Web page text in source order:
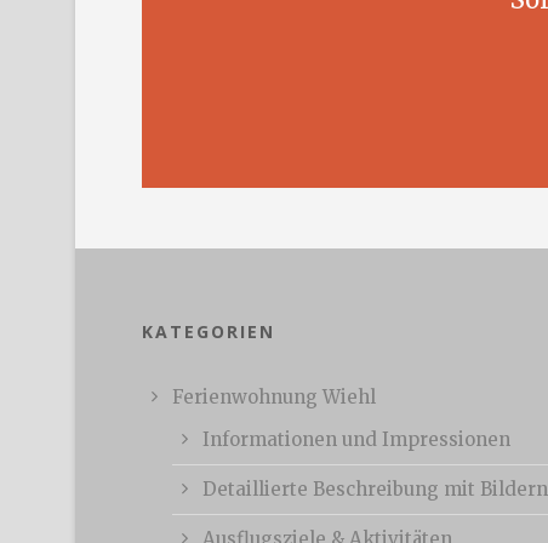
KATEGORIEN
Ferienwohnung Wiehl
Informationen und Impressionen
Detaillierte Beschreibung mit Bildern